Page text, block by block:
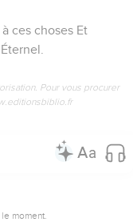
ces choses Et
Pour vous procurer
moment.